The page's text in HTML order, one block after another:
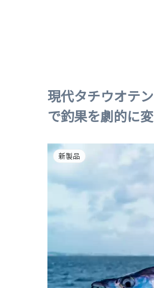
現代タチウオテ
で釣果を劇的に
新製品